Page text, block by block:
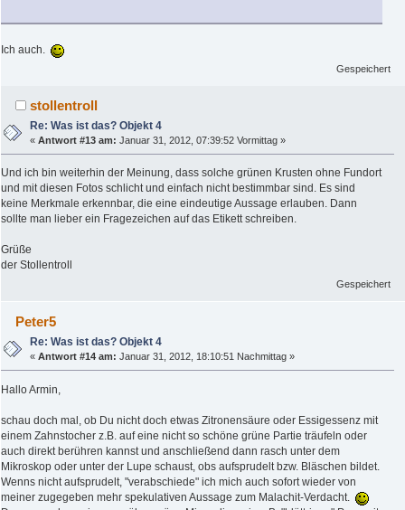
Ich auch.
Gespeichert
stollentroll
Re: Was ist das? Objekt 4
«Antwort #13 am: Januar 31, 2012, 07:39:52 Vormittag »
Und ich bin weiterhin der Meinung, dass solche grünen Krusten ohne Fundort
und mit diesen Fotos schlicht und einfach nicht bestimmbar sind. Es sind
keine Merkmale erkennbar, die eine eindeutige Aussage erlauben. Dann
sollte man lieber ein Fragezeichen auf das Etikett schreiben.
Grüße
der Stollentroll
Gespeichert
Peter5
Re: Was ist das? Objekt 4
«Antwort #14 am: Januar 31, 2012, 18:10:51 Nachmittag »
Hallo Armin,
schau doch mal, ob Du nicht doch etwas Zitronensäure oder Essigessenz mit
einem Zahnstocher z.B. auf eine nicht so schöne grüne Partie träufeln oder
auch direkt berühren kannst und anschließend dann rasch unter dem
Mikroskop oder unter der Lupe schaust, obs aufsprudelt bzw. Bläschen bildet.
Wenns nicht aufsprudelt, "verabschiede" ich mich auch sofort wieder von
meiner zugegeben mehr spekulativen Aussage zum Malachit-Verdacht.